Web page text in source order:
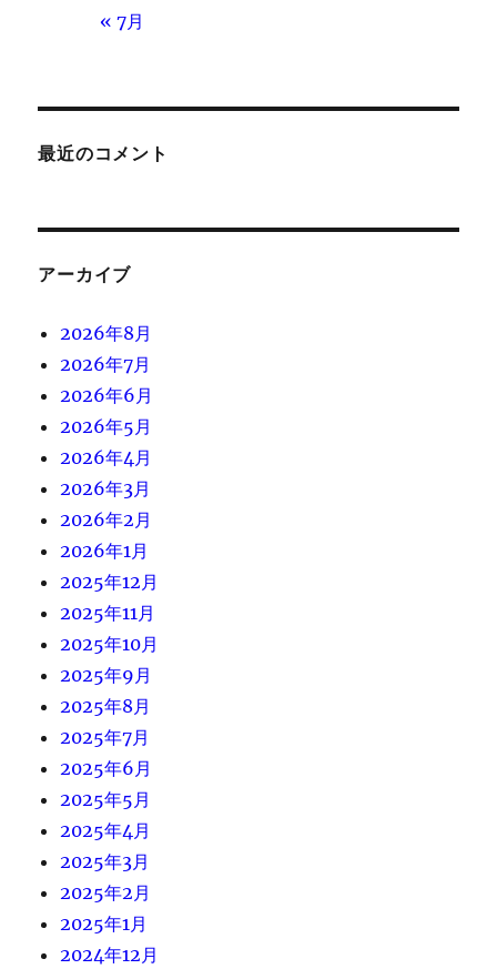
« 7月
最近のコメント
アーカイブ
2026年8月
2026年7月
2026年6月
2026年5月
2026年4月
2026年3月
2026年2月
2026年1月
2025年12月
2025年11月
2025年10月
2025年9月
2025年8月
2025年7月
2025年6月
2025年5月
2025年4月
2025年3月
2025年2月
2025年1月
2024年12月